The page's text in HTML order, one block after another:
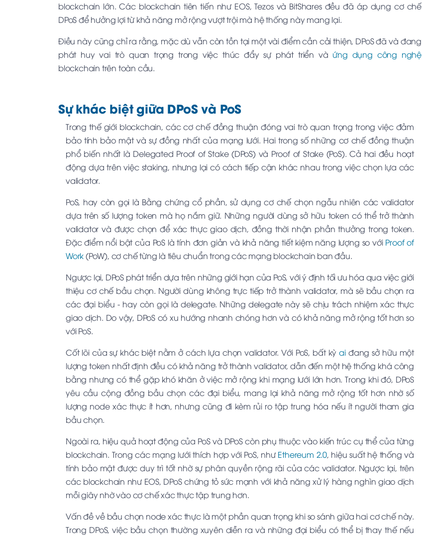
blockchain lớn. Các blockchain tiên tiến như EOS, Tezos và BitShares đều đã áp dụng cơ chế
DPoS để hưởng lợi từ khả năng mở rộng vượt trội mà hệ thống này mang lại.
Điều này cũng chỉ ra rằng, mặc dù vẫn còn tồn tại một vài điểm cần cải thiện, DPoS đã và đang
phát huy vai trò quan trọng trong việc thúc đẩy sự phát triển và ứng dụng công nghệ
blockchain trên toàn cầu.
Sự khác biệt giữa DPoS và PoS
Trong thế giới blockchain, các cơ chế đồng thuận đóng vai trò quan trọng trong việc đảm
bảo tính bảo mật và sự đồng nhất của mạng lưới. Hai trong số những cơ chế đồng thuận
phổ biến nhất là Delegated Proof of Stake (DPoS) và Proof of Stake (PoS). Cả hai đều hoạt
động dựa trên việc staking, nhưng lại có cách tiếp cận khác nhau trong việc chọn lựa các
validator.
PoS, hay còn gọi là Bằng chứng cổ phần, sử dụng cơ chế chọn ngẫu nhiên các validator
dựa trên số lượng token mà họ nắm giữ. Những người dùng sở hữu token có thể trở thành
validator và được chọn để xác thực giao dịch, đồng thời nhận phần thưởng trong token.
Đặc điểm nổi bật của PoS là tính đơn giản và khả năng tiết kiệm năng lượng so với Proof of
Work(PoW), cơ chế từng là tiêu chuẩn trong các mạng blockchain ban đầu.
Ngược lại, DPoS phát triển dựa trên những giới hạn của PoS, với ý định tối ưu hóa qua việc giới
thiệu cơ chế bầu chọn. Người dùng không trực tiếp trở thành validator, mà sẽ bầu chọn ra
các đại biểu - hay còn gọi là delegate. Những delegate này sẽ chịu trách nhiệm xác thực
giao dịch. Do vậy, DPoS có xu hướng nhanh chóng hơn và có khả năng mở rộng tốt hơn so
với PoS.
Cốt lõi của sự khác biệt nằm ở cách lựa chọn validator. Với PoS, bất kỳaiđang sở hữu một
lượng token nhất định đều có khả năng trở thành validator, dẫn đến một hệ thống khá công
bằng nhưng có thể gặp khó khăn ở việc mở rộng khi mạng lưới lớn hơn. Trong khi đó, DPoS
yêu cầu cộng đồng bầu chọn các đại biểu, mang lại khả năng mở rộng tốt hơn nhờ số
lượng node xác thực ít hơn, nhưng cũng đi kèm rủi ro tập trung hóa nếu ít người tham gia
bầu chọn.
Ngoài ra, hiệu quả hoạt động của PoS và DPoS còn phụ thuộc vào kiến trúc cụ thể của từng
blockchain. Trong các mạng lưới thích hợp với PoS, như Ethereum 2.0, hiệu suất hệ thống và
tính bảo mật được duy trì tốt nhờ sự phân quyền rộng rãi của các validator. Ngược lại, trên
các blockchain như EOS, DPoS chứng tỏ sức mạnh với khả năng xử lý hàng nghìn giao dịch
mỗi giây nhờ vào cơ chế xác thực tập trung hơn.
Vấn đề về bầu chọn node xác thực là một phần quan trọng khi so sánh giữa hai cơ chế này.
Trong DPoS, việc bầu chọn thường xuyên diễn ra và những đại biểu có thể bị thay thế nếu